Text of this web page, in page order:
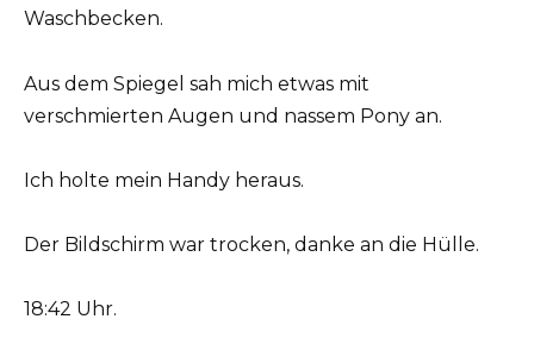
Waschbecken.
Aus dem Spiegel sah mich etwas mit
verschmierten Augen und nassem Pony an.
Ich holte mein Handy heraus.
Der Bildschirm war trocken, danke an die Hülle.
18:42 Uhr.